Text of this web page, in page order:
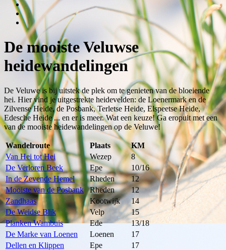
De mooiste Veluwse
heidewandelingen
De Veluwe is bij uitstek de plek om te genieten van de bloeiende
hei. Hier vind je uitgestrekte heidevelden: de Loenermark en de
Zilvense Heide, de Posbank, Terletse Heide, Elspeetse Heide,
Edesche Heide ... en er is meer. Wat een keuze! Ga eropuit met een
van de mooiste heidewandelingen op de Veluwe!
Wandelroute Plaats
KM
Van Hei tot Hei
Wezep
8
De Verloren Beek
Epe
10/16
In de Zevende Hemel
Rheden
12
Mooiste van de Posbank
Rheden
12
Zandhaas
Kootwijk
14
De Weidse Blik
Velp
15
Planken Wambuis
Ede
13/18
De Marke van Loenen
Loenen
17
Dellen en Klippen
Epe
17